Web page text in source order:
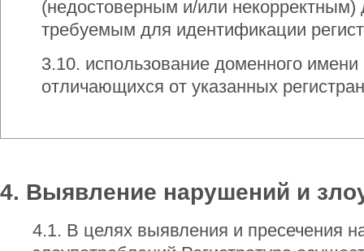
(недостоверным и/или
требуемым для идентификации
3.10. использование доменного имени
отличающихся от указанных
4. Выявление нарушений и
4.1. В целях выявления и пресечения